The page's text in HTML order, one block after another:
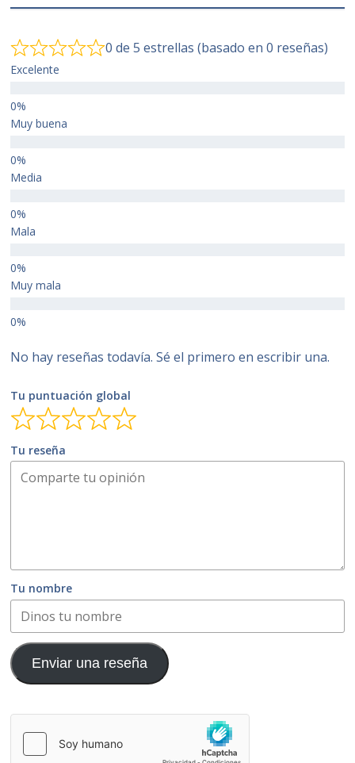
0 de 5 estrellas (basado en 0 reseñas)
Excelente
Muy buena
Media
Mala
Muy mala
No hay reseñas todavía. Sé el primero en escribir una.
Tu puntuación global
Tu reseña
Tu nombre
Enviar una reseña